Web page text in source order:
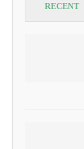
RECENT